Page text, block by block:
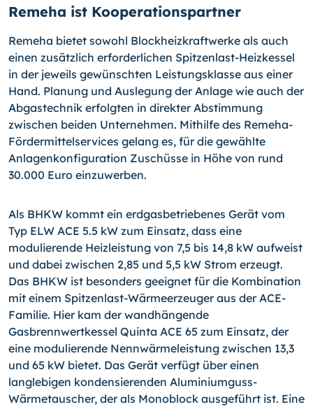
Remeha ist Kooperationspartner
Remeha bietet sowohl Blockheizkraftwerke als auch
einen zusätzlich erforderlichen Spitzenlast-Heizkessel
in der jeweils gewünschten Leistungsklasse aus einer
Hand. Planung und Auslegung der Anlage wie auch der
Abgastechnik erfolgten in direkter Abstimmung
zwischen beiden Unternehmen. Mithilfe des Remeha-
Fördermittelservices gelang es, für die gewählte
Anlagenkonfiguration Zuschüsse in Höhe von rund
30.000 Euro einzuwerben.
Als BHKW kommt ein erdgasbetriebenes Gerät vom
Typ ELW ACE 5.5 kW zum Einsatz, dass eine
modulierende Heizleistung von 7,5 bis 14,8 kW aufweist
und dabei zwischen 2,85 und 5,5 kW Strom erzeugt.
Das BHKW ist besonders geeignet für die Kombination
mit einem Spitzenlast-Wärmeerzeuger aus der ACE-
Familie. Hier kam der wandhängende
Gasbrennwertkessel Quinta ACE 65 zum Einsatz, der
eine modulierende Nennwärmeleistung zwischen 13,3
und 65 kW bietet. Das Gerät verfügt über einen
langlebigen kondensierenden Aluminiumguss-
Wärmetauscher, der als Monoblock ausgeführt ist. Eine